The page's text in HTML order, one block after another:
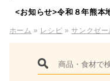
<お知らせ>令和８年熊本
ホーム » レシピ »サンクゼ